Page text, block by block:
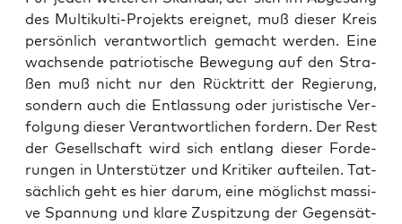
des Mul­ti­kul­ti-Pro­jekts ereig­net, muß die­ser Kreis
per­sön­lich ver­ant­wort­lich gemacht wer­den. Eine
wach­sen­de patrio­ti­sche Bewe­gung auf den Stra­
ßen muß nicht nur den Rück­tritt der Regie­rung,
son­dern auch die Ent­las­sung oder juris­ti­sche Ver­
fol­gung die­ser Ver­ant­wort­li­chen for­dern. Der Rest
der Gesell­schaft wird sich ent­lang die­ser For­de­
run­gen in Unter­stüt­zer und Kri­ti­ker auf­tei­len. Tat­
säch­lich geht es hier dar­um, eine mög­lichst mas­si­
ve Span­nung und kla­re Zuspit­zung der Gegen­sät­